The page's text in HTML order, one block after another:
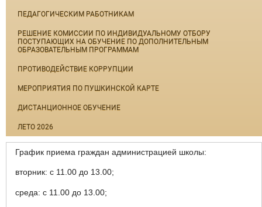
ПЕДАГОГИЧЕСКИМ РАБОТНИКАМ
РЕШЕНИЕ КОМИССИИ ПО ИНДИВИДУАЛЬНОМУ ОТБОРУ
ПОСТУПАЮЩИХ НА ОБУЧЕНИЕ ПО ДОПОЛНИТЕЛЬНЫМ
ОБРАЗОВАТЕЛЬНЫМ ПРОГРАММАМ
ПРОТИВОДЕЙСТВИЕ КОРРУПЦИИ
МЕРОПРИЯТИЯ ПО ПУШКИНСКОЙ КАРТЕ
ДИСТАНЦИОННОЕ ОБУЧЕНИЕ
ЛЕТО 2026
График приема граждан администрацией школы:
вторник: с 11.00 до 13.00;
среда: с 11.00 до 13.00;